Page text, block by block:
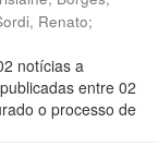
Renato;
notícias a
entre 02
o processo de